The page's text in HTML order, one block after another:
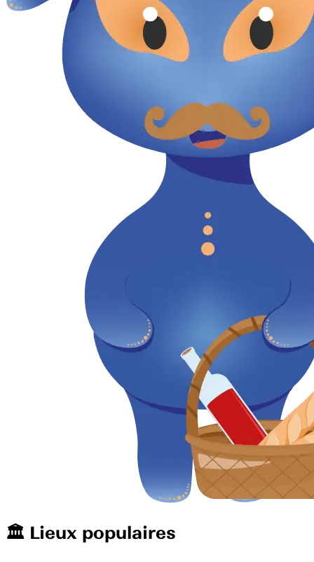
🏛️️ Lieux populaires